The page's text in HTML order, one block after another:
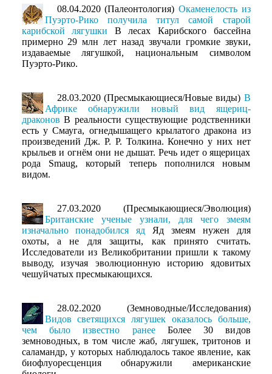
08.04.2020 (Палеонтология) Окаменелость из
Пуэрто-Рико получила титул самой старой
карибской лягушки В лесах Карибского бассейна
примерно 29 млн лет назад звучали громкие звуки,
издаваемые лягушкой, национальным символом
Пуэрто-Рико.
28.03.2020 (Пресмыкающиеся/Новые виды) В
Африке обнаружили новый вид ящериц-
драконов В реальности существующие родственники
есть у Смауга, огнедышащего крылатого дракона из
произведений Дж. Р. Р. Толкина. Конечно у них нет
крыльев и огнём они не дышат. Речь идет о ящерицах
рода Smaug, который теперь пополнился новым
видом.
27.03.2020 (Пресмыкающиеся/Эволюция)
Британские ученые узнали, для чего змеям
изначально понадобился яд Яд змеям нужен для
охоты, а не для защиты, как принято считать.
Исследователи из Великобритании пришли к такому
выводу, изучая эволюционную историю ядовитых
чешуйчатых пресмыкающихся.
28.02.2020 (Земноводные/Исследования)
Видов светящихся лягушек оказалось больше,
чем было известно ранееБолее 30 видов
земноводных, в том числе жаб, лягушек, тритонов и
саламандр, у которых наблюдалось такое явление, как
биофлуоресценция обнаружили американские